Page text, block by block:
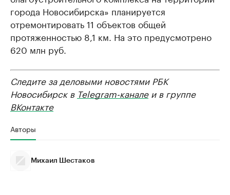
города Новосибирска» планируется
отремонтировать 11 объектов общей
протяженностью 8,1 км. На это предусмотрено
620 млн руб.
Следите за деловыми новостями РБК
Новосибирск в Telegram-каналеи в группе
ВКонтакте
Авторы
Михаил Шестаков